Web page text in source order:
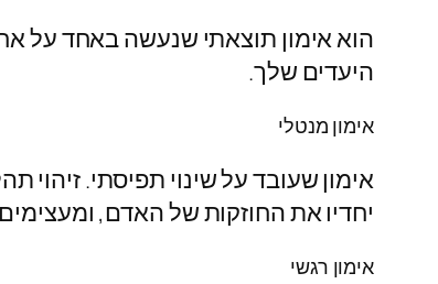
הוא אימון תוצאתי שנעשה באחד על
היעדים שלך.
אימון מנטלי
אימון שעובד על שינוי תפיסתי.
יחדיו את החוזקות של האדם,
אימון רגשי